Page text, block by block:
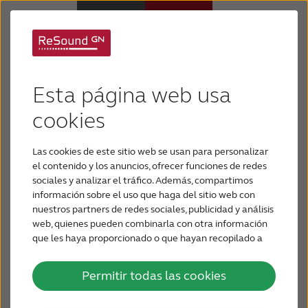
Esta página web usa
cookies
Las cookies de este sitio web se usan para personalizar
el contenido y los anuncios, ofrecer funciones de redes
sociales y analizar el tráfico. Además, compartimos
información sobre el uso que haga del sitio web con
nuestros partners de redes sociales, publicidad y análisis
web, quienes pueden combinarla con otra información
que les haya proporcionado o que hayan recopilado a
Permitir todas las cookies
Pérdida de audición
Soporte y cuidado
Por qué ReSound
CONTÁCTENOS
LATINOAMÉRICA
tinnitus
hay varios tipos de opciones disponibles para el
tratamiento del tinnitus. Algunos tratamientos no
son más que trucos, pero los enfoques de gestión
que se enumeran a continuación han demostrado
ser exitosos para muchas personas que sufren de
tinnitus.